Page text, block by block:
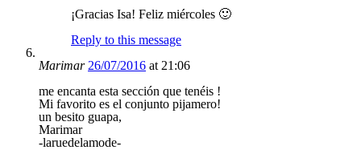
¡Gracias Isa! Feliz miércoles 🙂
Reply to this message
Marimar 26/07/2016 at 21:06
me encanta esta sección que tenéis !
Mi favorito es el conjunto pijamero!
un besito guapa,
Marimar
-laruedelamode-